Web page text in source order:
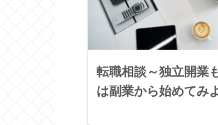
転職相談～独立開業
は副業から始めてみ